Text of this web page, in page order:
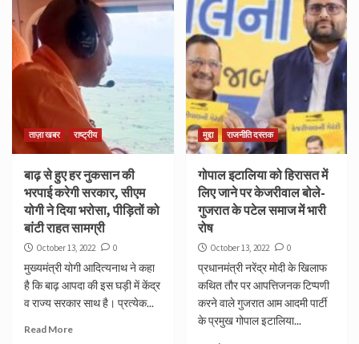
ताज़ा खबर राष्ट्रीय
बाढ़ से हुए हर नुकसान की
भरपाई करेगी सरकार, सीएम
योगी ने दिया भरोसा, पीड़ितों को
बांटी राहत सामग्री
October 13, 2022 0
मुख्यमंत्री योगी आदित्यनाथ ने कहा
है कि बाढ़ आपदा की इस घड़ी में केंद्र
व राज्य सरकार साथ है। प्रत्येक...
Read More
मुद्दा राजनीति दस्तक
गोपाल इटालिया को हिरासत में
लिए जाने पर केजरीवाल बोले-
गुजरात के पटेल समाज में भारी
रोष
October 13, 2022 0
प्रधानमंत्री नरेंद्र मोदी के खिलाफ
कथित तौर पर आपत्तिजनक टिप्पणी
करने वाले गुजरात आम आदमी पार्टी
के प्रमुख गोपाल इटालिया...